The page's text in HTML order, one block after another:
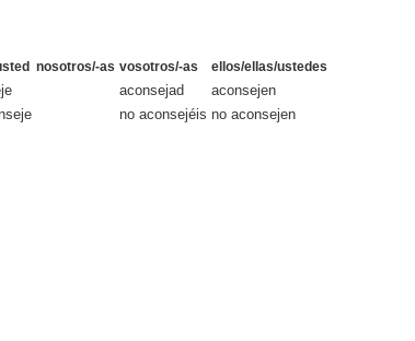
nosotros/-as vosotros/-as ellos/ellas/ustedes
aconsejad
aconsejen
no aconsejéis no aconsejen